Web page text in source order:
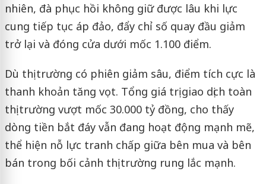
nhiên, đà phục hồi không giữ được lâu khi lực
cung tiếp tục áp đảo, đẩy chỉ số quay đầu giảm
trở lại và đóng cửa dưới mốc 1.100 điểm.
Dù thị trường có phiên giảm sâu, điểm tích cực là
thanh khoản tăng vọt. Tổng giá trị giao dịch toàn
thị trường vượt mốc 30.000 tỷ đồng, cho thấy
dòng tiền bắt đáy vẫn đang hoạt động mạnh mẽ,
thể hiện nỗ lực tranh chấp giữa bên mua và bên
bán trong bối cảnh thị trường rung lắc mạnh.